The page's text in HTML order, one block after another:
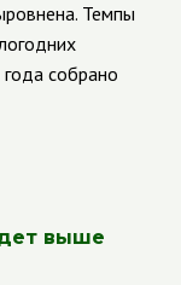
Темпы
собрано
выше